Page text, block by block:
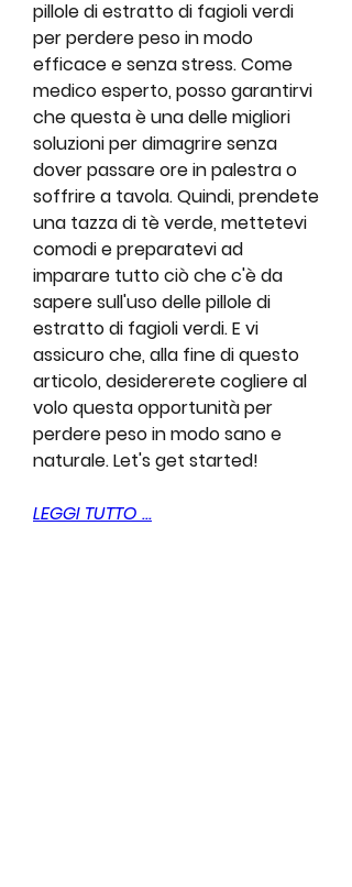
pillole di estratto di fagioli verdi
per perdere peso in modo
efficace e senza stress. Come
medico esperto, posso garantirvi
che questa è una delle migliori
soluzioni per dimagrire senza
dover passare ore in palestra o
soffrire a tavola. Quindi, prendete
una tazza di tè verde, mettetevi
comodi e preparatevi ad
imparare tutto ciò che c'è da
sapere sull'uso delle pillole di
estratto di fagioli verdi. E vi
assicuro che, alla fine di questo
articolo, desidererete cogliere al
volo questa opportunità per
perdere peso in modo sano e
naturale. Let's get started!
LEGGI TUTTO ...